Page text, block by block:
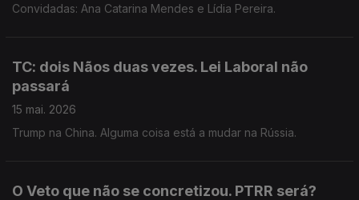
Convidadas: Ana Catarina Mendes e Lídia Pereira.
TC: dois Nãos duas vezes. Lei Laboral não
passará
15 mai. 2026
Trump na China. Alguma coisa está a mudar na Rússia.
O Veto que não se concretizou. PTRR será?